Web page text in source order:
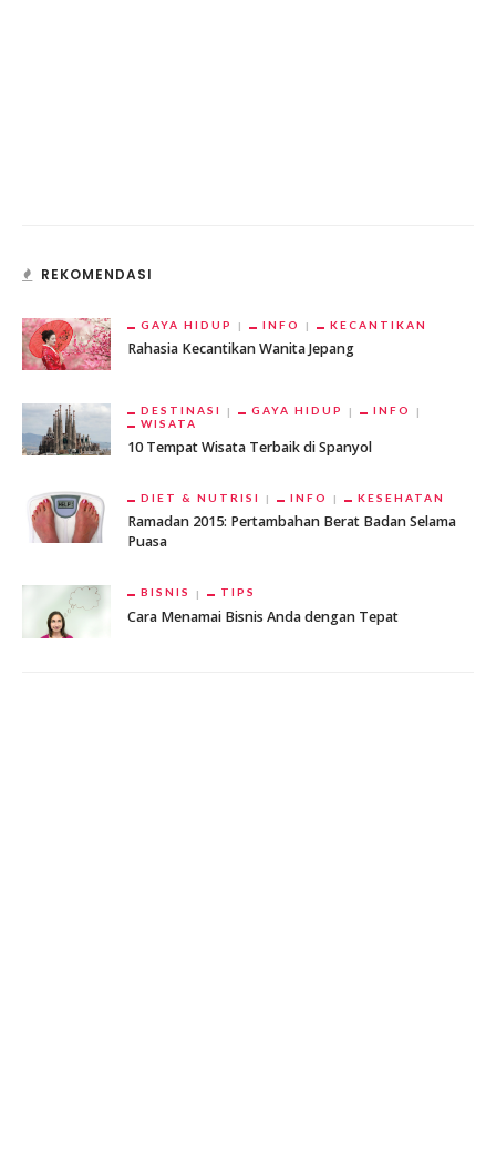
REKOMENDASI
GAYA HIDUP INFO KECANTIKAN
Rahasia Kecantikan Wanita Jepang
DESTINASI GAYA HIDUP
INFO
WISATA
10 Tempat Wisata Terbaik di Spanyol
DIET & NUTRISI INFO KESEHATAN
Ramadan 2015: Pertambahan Berat Badan Selama
Puasa
BISNIS TIPS
Cara Menamai Bisnis Anda dengan Tepat